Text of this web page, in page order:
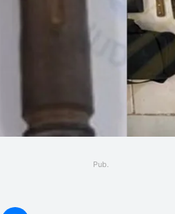
Pub.
Linkedin